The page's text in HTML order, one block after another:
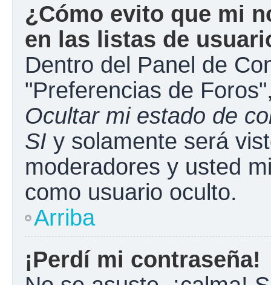
¿Cómo evito que mi
en las listas de
Dentro del Panel de
"Preferencias de
Ocultar mi estado de
SI y solamente será
moderadores y usted
como usuario oculto.
Arriba
¡Perdí mi contraseña!